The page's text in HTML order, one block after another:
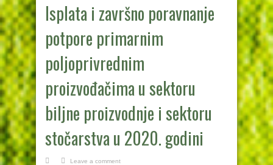
Isplata i završno poravnanje
potpore primarnim
poljoprivrednim
proizvođačima u sektoru
biljne proizvodnje i sektoru
stočarstva u 2020. godini
Leave a comment